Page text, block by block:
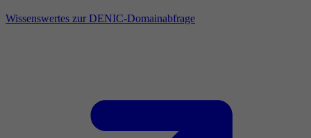
Wissenswertes zur DENIC-Domainabfrage